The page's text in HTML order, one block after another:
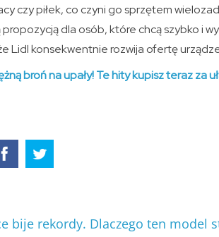
czy piłek, co czyni go sprzętem
propozycją dla osób, które chcą szybko i
Lidl konsekwentnie rozwija ofertę
broń na upały! Te hity kupisz teraz za
bije rekordy. Dlaczego ten model